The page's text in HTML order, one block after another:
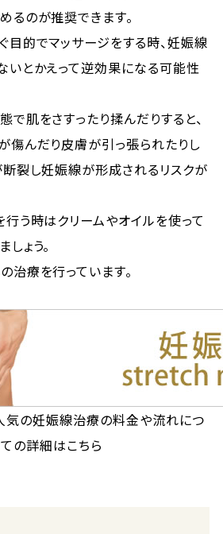
るのが推奨できます。
目的でマッサージをする時、妊娠線
いとかえって逆効果になる可能性
肌をさすったり揉んだりすると、
傷んだり皮膚が引っ張られたりし
断裂し妊娠線が形成されるリスクが
う時はクリームやオイルを使って
ょう。
療を行っています。
の妊娠線治療の料金や流れにつ
の詳細はこちら